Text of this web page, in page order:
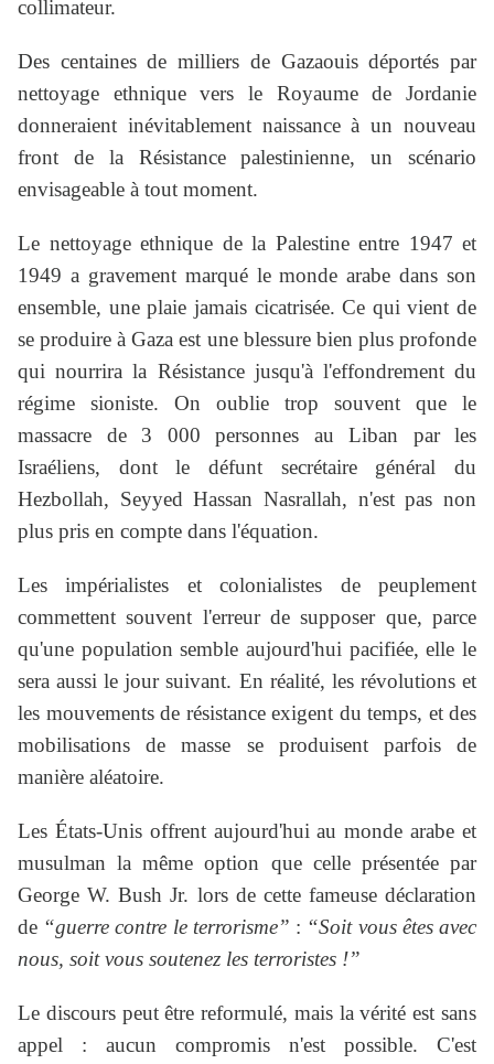
collimateur.
Des centaines de milliers de Gazaouis déportés par
nettoyage ethnique vers le Royaume de Jordanie
donneraient inévitablement naissance à un nouveau
front de la Résistance palestinienne, un scénario
envisageable à tout moment.
Le nettoyage ethnique de la Palestine entre 1947 et
1949 a gravement marqué le monde arabe dans son
ensemble, une plaie jamais cicatrisée. Ce qui vient de
se produire à Gaza est une blessure bien plus profonde
qui nourrira la Résistance jusqu'à l'effondrement du
régime sioniste. On oublie trop souvent que le
massacre de 3 000 personnes au Liban par les
Israéliens, dont le défunt secrétaire général du
Hezbollah, Seyyed Hassan Nasrallah, n'est pas non
plus pris en compte dans l'équation.
Les impérialistes et colonialistes de peuplement
commettent souvent l'erreur de supposer que, parce
qu'une population semble aujourd'hui pacifiée, elle le
sera aussi le jour suivant. En réalité, les révolutions et
les mouvements de résistance exigent du temps, et des
mobilisations de masse se produisent parfois de
manière aléatoire.
Les États-Unis offrent aujourd'hui au monde arabe et
musulman la même option que celle présentée par
George W. Bush Jr. lors de cette fameuse déclaration
de “guerre contre le terrorisme” : “Soit vous êtes avec
nous, soit vous soutenez les terroristes !”
Le discours peut être reformulé, mais la vérité est sans
appel : aucun compromis n'est possible. C'est